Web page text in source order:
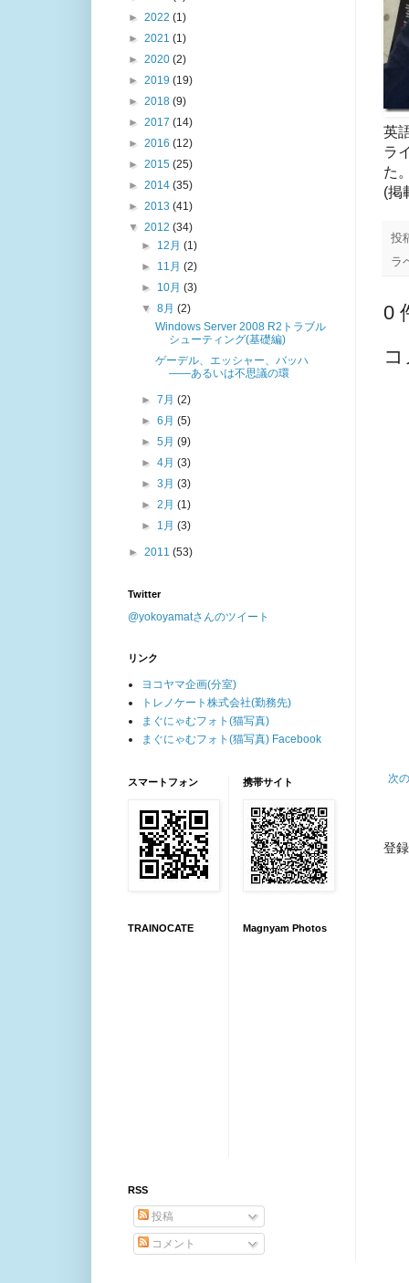
英
ラ
た
(掲
投
ラ
0
次
登
► 2022 (1)
► 2021 (1)
► 2020 (2)
► 2019 (19)
► 2018 (9)
► 2017 (14)
► 2016 (12)
► 2015 (25)
► 2014 (35)
► 2013 (41)
▼ 2012 (34)
► 12月(1)
► 11月(2)
► 10月(3)
▼8月(2)
Windows Server 2008 R2トラブル
シューティング(基礎編)
ゲーデル、エッシャー、バッハ
――あるいは不思議の環
►7月(2)
►6月(5)
►5月(9)
►4月(3)
►3月(3)
►2月(1)
► 1月(3)
► 2011 (53)
Twitter
@yokoyamatさんのツイート
リンク
ヨコヤマ企画(分室)
トレノケート株式会社(勤務先)
まぐにゃむフォト(猫写真)
まぐにゃむフォト(猫写真) Facebook
スマートフォン
TRAINOCATE
携帯サイト
Magnyam Photos
RSS
投稿
コメント